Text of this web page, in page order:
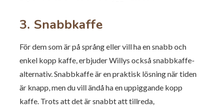
3. Snabbkaffe
För dem som är på språng eller vill ha en snabb och
enkel kopp kaffe, erbjuder Willys också snabbkaffe-
alternativ. Snabbkaffe är en praktisk lösning när tiden
är knapp, men du vill ändå ha en uppiggande kopp
kaffe. Trots att det är snabbt att tillreda,